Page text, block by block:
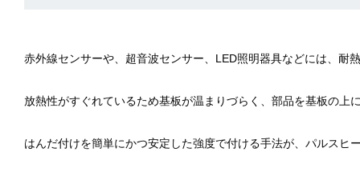
赤外線センサーや、超音波センサー、LED照明器具などには、耐
放熱性がすぐれているため基板が温まりづらく、部品を基板の上
はんだ付けを簡単にかつ安定した強度で付ける手法が、パルスヒ